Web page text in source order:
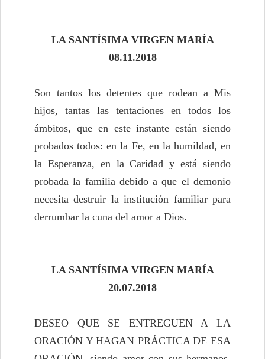
LA SANTÍSIMA VIRGEN MARÍA
08.11.2018
Son tantos los detentes que rodean a Mis
hijos, tantas las tentaciones en todos los
ámbitos, que en este instante están siendo
probados todos: en la Fe, en la humildad, en
la Esperanza, en la Caridad y está siendo
probada la familia debido a que el demonio
necesita destruir la institución familiar para
derrumbar la cuna del amor a Dios.
LA SANTÍSIMA VIRGEN MARÍA
20.07.2018
DESEO QUE SE ENTREGUEN A LA
ORACIÓN Y HAGAN PRÁCTICA DE ESA